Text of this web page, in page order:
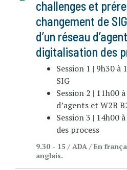
challenges et
changement de
d’un réseau
digitalisation des
Session 1 | 9h30 à
SIG
Session 2 | 11h00
d’agents et W2B
Session 3 | 14h00
des process
9.30 - 15 / ADA / En
anglais.